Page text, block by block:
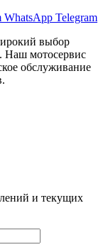
WhatsApp Telegram
выбор
Наш мотосервис
обслуживание
и текущих